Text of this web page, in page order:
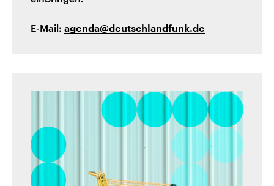
E-Mail: agenda@deutschlandfunk.de